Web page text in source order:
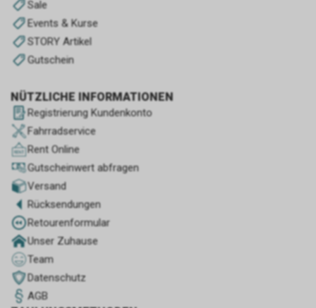
Sale
Events & Kurse
STORY Artikel
Gutschein
NÜTZLICHE INFORMATIONEN
Registrierung Kundenkonto
Fahrradservice
Rent Online
Gutscheinwert abfragen
Versand
Rücksendungen
Retourenformular
Unser Zuhause
Team
Datenschutz
AGB